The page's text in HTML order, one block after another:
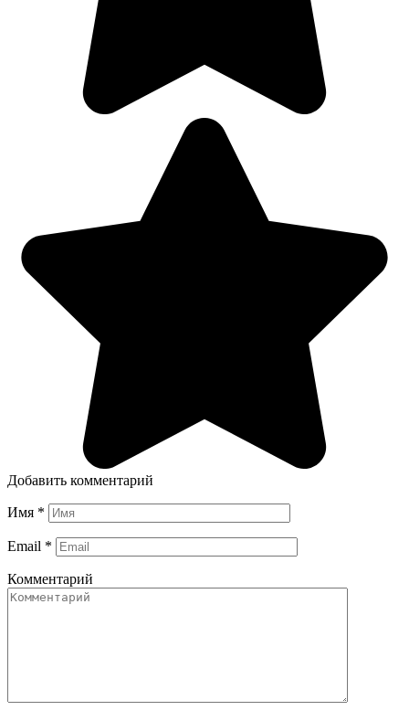
Добавить комментарий
Имя *
Email *
Комментарий